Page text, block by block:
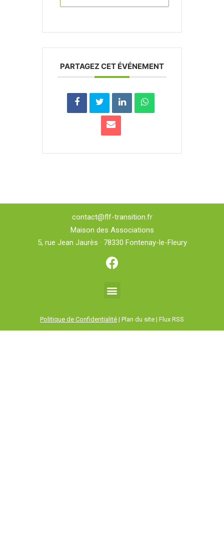
PARTAGEZ CET ÉVÉNEMENT
contact@flf-transition.fr
Maison des Associations
5, rue Jean Jaurès · 78330 Fontenay-le-Fleury
Politique de Confidentialité | Plan du site | Flux RSS